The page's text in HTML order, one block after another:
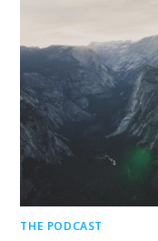
THE PODCAST